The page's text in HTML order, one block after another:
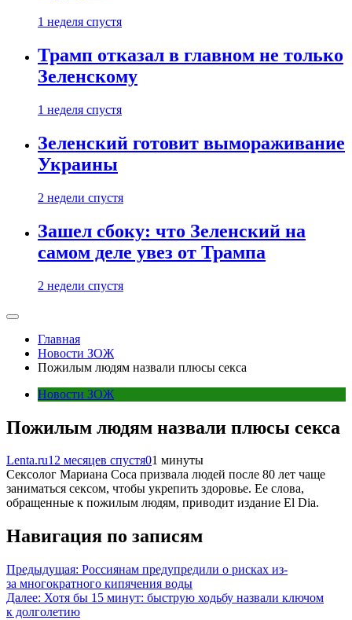
1 неделя спустя
Трамп отказал в главном не только
Зеленскому
1 неделя спустя
Зеленский готовит вымораживание
Украины
2 недели спустя
Зашел сбоку: что Зеленский на
самом деле увез от Трампа
2 недели спустя
Главная
Новости ЗОЖ
Пожилым людям назвали плюсы секса
Новости ЗОЖ
Пожилым людям назвали плюсы секса
Lenta.ru12 месяцев спустя01 минуты
Сексолог Мариана Соса призвала людей после 80 лет чаще
заниматься сексом, чтобы укрепить здоровье. Ее слова,
обращенные к пожилым людям, приводит издание El Dia.
Навигация по записям
Предыдущая: Россиянам предупредили о рисках из-
за многократного кипячения воды
Далее: Хотя бы 15 минут: быструю ходьбу назвали ключом
к долголетию